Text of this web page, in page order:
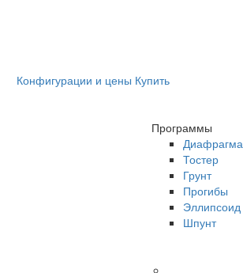
Конфигурации и цены Купить
Программы
Диафрагма
Тостер
Грунт
Прогибы
Эллипсоид
Шпунт